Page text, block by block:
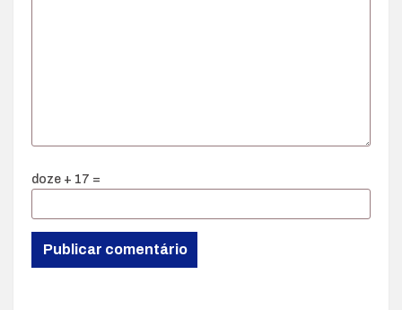
doze + 17 =